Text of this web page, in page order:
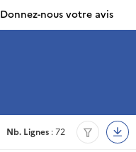
Donnez-nous votre avis
Nb. Lignes : 72